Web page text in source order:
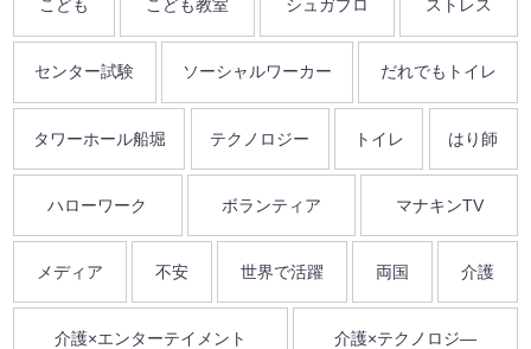
こども こども教室 シュガプロ ストレス
センター試験 ソーシャルワーカー だれでもトイレ
タワーホール船堀 テクノロジー トイレ はり師
ハローワーク ボランティア マナキンTV
メディア 不安 世界で活躍 両国 介護
介護×エンターテイメント 介護×テクノロジ―